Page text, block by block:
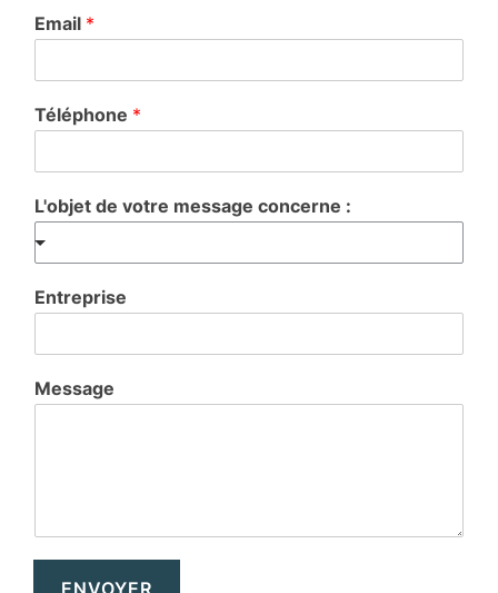
o
m
Email *
Téléphone *
L'objet de votre message concerne :
Entreprise
Message